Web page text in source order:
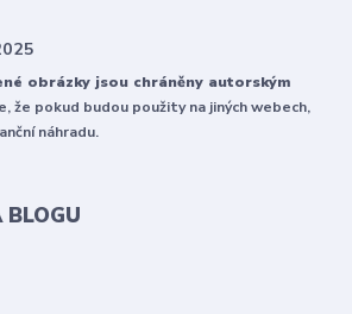
obrázky jsou chráněny autorským
že pokud budou použity na jiných webech,
náhradu.
BLOGU